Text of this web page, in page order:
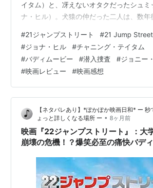
イタム）と、冴えないオタクだったシュミ
ナ・ヒル）。犬猿の仲だった二人は、数年
す。新人警官として配属された彼らに課さ
なんと高校生になりすまして麻薬捜査を行
特別捜査課「21ジャンプストリート」に配
は、高校に潜入しますが、そこは彼らが知
ールカーストとは全く異なる世界でした。
タクグループに、シュミットは人気者グ
#21ジャンプストリート #21 Jump Street
#ジョナ・ヒル #チャニング・テイタム
#バディムービー #潜入捜査 #ジョニー
#映画レビュー #映画感想
【ネタバレあり】*ぽかぽか映画日和* ー 秒
ょっと詳しくなる場所 ー • 8ヶ月前
映画『22ジャンプストリート』：大
崩壊の危機！？爆笑必至の痛快バデ